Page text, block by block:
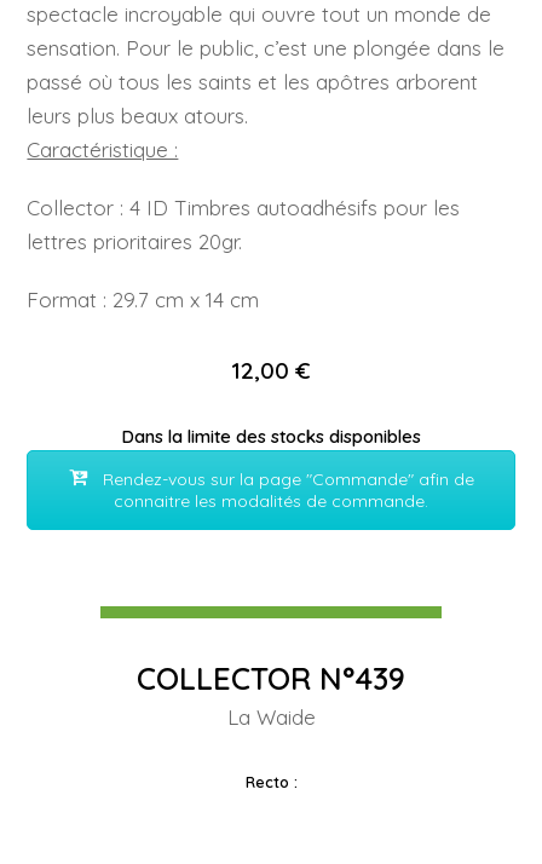
spectacle incroyable qui ouvre tout un monde de
sensation. Pour le public, c’est une plongée dans le
passé où tous les saints et les apôtres arborent
leurs plus beaux atours.
Caractéristique :
Collector : 4 ID Timbres autoadhésifs pour les
lettres prioritaires 20gr.
Format : 29.7 cm x 14 cm
12,00 €
Dans la limite des stocks disponibles
Rendez-vous sur la page "Commande" afin de
connaitre les modalités de commande.
COLLECTOR N°439
La Waide
Recto :